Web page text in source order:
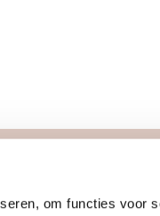
om functies voor
info